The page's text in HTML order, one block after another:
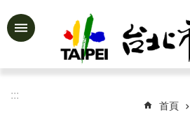
跳到主要內容區塊
進
:::
首頁